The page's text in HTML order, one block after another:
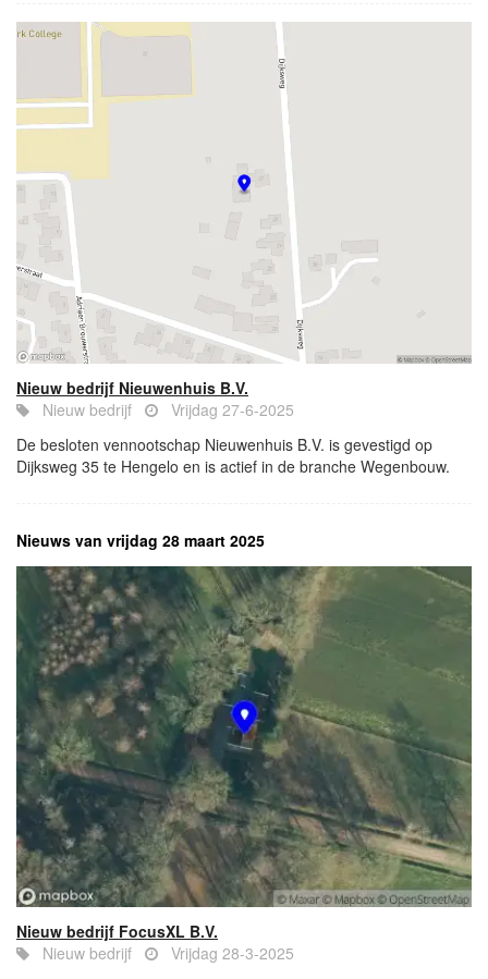
Nieuw bedrijf Nieuwenhuis B.V.
Nieuw bedrijf
Vrijdag 27-6-2025
De besloten vennootschap Nieuwenhuis B.V. is gevestigd op
Dijksweg 35 te Hengelo en is actief in de branche Wegenbouw.
Nieuws van vrijdag 28 maart 2025
Nieuw bedrijf FocusXL B.V.
Nieuw bedrijf
Vrijdag 28-3-2025